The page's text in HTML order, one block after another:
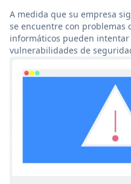
A medida que su empresa
se encuentre con problemas
informáticos pueden
vulnerabilidades de